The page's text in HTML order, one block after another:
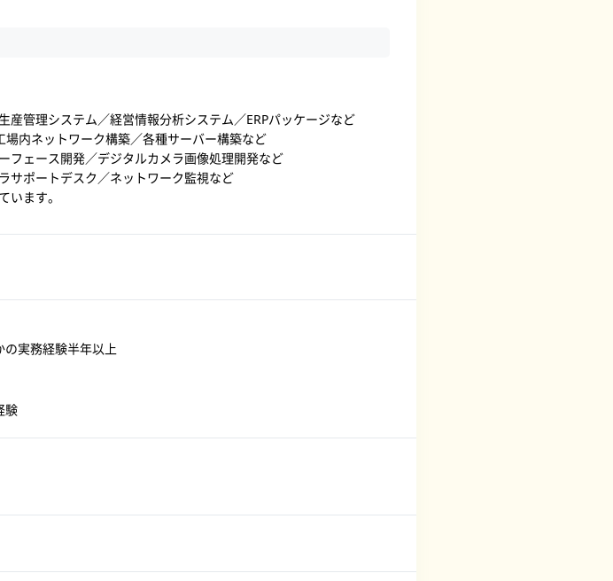
管理システム／経営情報分析システム／ERPパッケージなど
内ネットワーク構築／各種サーバー構築など
フェース開発／デジタルカメラ画像処理開発など
サポートデスク／ネットワーク監視など
ます。
の実務経験半年以上
験